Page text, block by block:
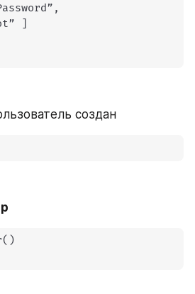
]
создан
( )